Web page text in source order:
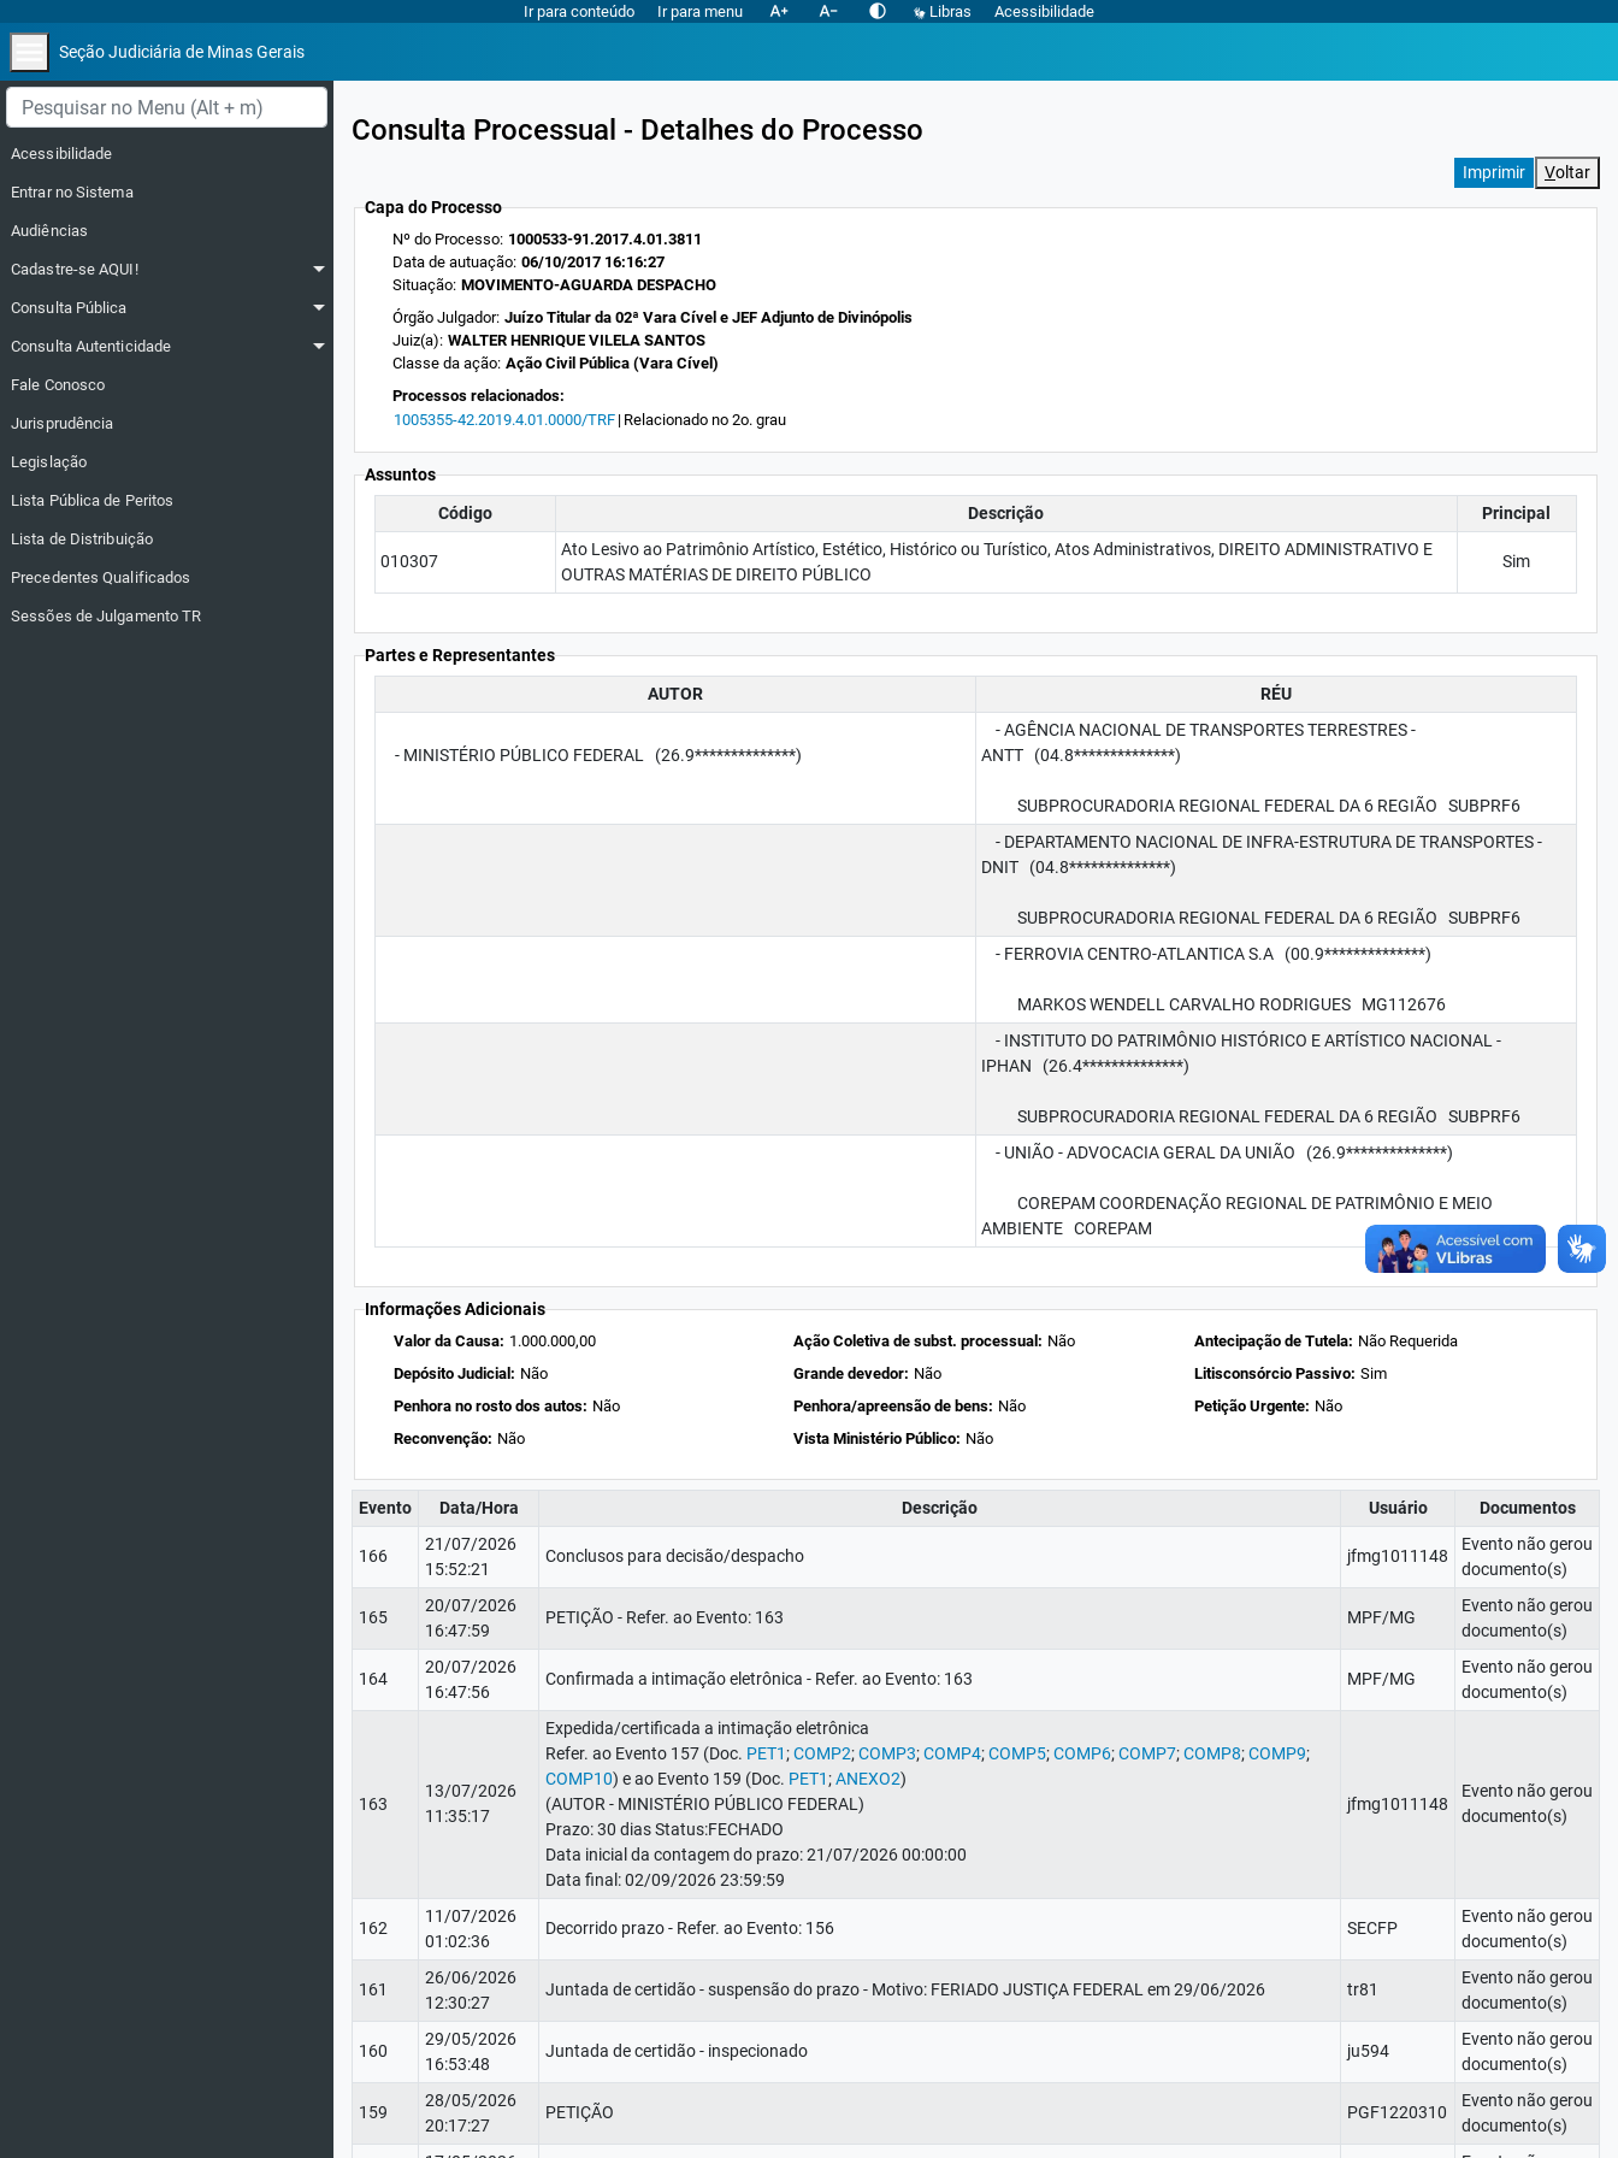
Ir para conteúdo Ir para menu text_increase text_decrease contrast Libras Acessibilidade
Seção Judiciária de Minas Gerais
Menu lateral
Acessibilidade
Entrar no Sistema
Audiências
Cadastre-se AQUI! arrow_drop_down
Consulta Pública arrow_drop_down
Consulta Autenticidade arrow_drop_down
Fale Conosco
Jurisprudência
Legislação
Lista Pública de Peritos
Lista de Distribuição
Precedentes Qualificados
Sessões de Julgamento TR
Consulta Processual - Detalhes do Processo
Voltar
Capa do Processo
Nº do Processo: 1000533-91.2017.4.01.3811
Data de autuação: 06/10/2017 16:16:27
Situação: MOVIMENTO-AGUARDA DESPACHO
Órgão Julgador: Juízo Titular da 02ª Vara Cível e JEF Adjunto de Divinópolis
Juiz(a): WALTER HENRIQUE VILELA SANTOS
Classe da ação: Ação Civil Pública (Vara Cível)
Processos relacionados:
1005355-42.2019.4.01.0000/TRF | Relacionado no 2o. grau
Assuntos
Código
Descrição Principal
010307
Ato Lesivo ao Patrimônio Artístico, Estético, Histórico ou Turístico, Atos Administrativos, DIREITO ADMINISTRATIVO E
OUTRAS MATÉRIAS DE DIREITO PÚBLICO
Sim
Partes e Representantes
AUTOR
RÉU
- MINISTÉRIO PÚBLICO FEDERAL (26.9**************)
- AGÊNCIA NACIONAL DE TRANSPORTES TERRESTRES -
ANTT (04.8**************)
SUBPROCURADORIA REGIONAL FEDERAL DA 6 REGIÃO SUBPRF6
- DEPARTAMENTO NACIONAL DE INFRA-ESTRUTURA DE TRANSPORTES -
DNIT (04.8**************)
SUBPROCURADORIA REGIONAL FEDERAL DA 6 REGIÃO SUBPRF6
- FERROVIA CENTRO-ATLANTICA S.A (00.9**************)
MARKOS WENDELL CARVALHO RODRIGUES MG112676
- INSTITUTO DO PATRIMÔNIO HISTÓRICO E ARTÍSTICO NACIONAL -
IPHAN (26.4**************)
SUBPROCURADORIA REGIONAL FEDERAL DA 6 REGIÃO SUBPRF6
- UNIÃO - ADVOCACIA GERAL DA UNIÃO (26.9**************)
COREPAM COORDENAÇÃO REGIONAL DE PATRIMÔNIO E MEIO
AMBIENTE COREPAM
Informações Adicionais
Valor da Causa: 1.000.000,00 Ação Coletiva de subst. processual: Não Antecipação de Tutela: Não Requerida
Depósito Judicial: Não Grande devedor: Não Litisconsórcio Passivo: Sim
Penhora no rosto dos autos: Não Penhora/apreensão de bens: Não Petição Urgente: Não
Reconvenção: Não Vista Ministério Público: Não
Evento Data/Hora Descrição Usuário Documentos
166
21/07/2026
15:52:21
Conclusos para decisão/despacho jfmg1011148
Evento não gerou
documento(s)
165
20/07/2026
16:47:59
PETIÇÃO - Refer. ao Evento: 163 MPF/MG
Evento não gerou
documento(s)
164
20/07/2026
16:47:56
Confirmada a intimação eletrônica - Refer. ao Evento: 163 MPF/MG
Evento não gerou
documento(s)
163
13/07/2026
11:35:17
Expedida/certificada a intimação eletrônica
Refer. ao Evento 157 (Doc. PET1;COMP2;COMP3;COMP4;COMP5;COMP6;COMP7;COMP8;COMP9;
COMP10) e ao Evento 159 (Doc. PET1;ANEXO2)
(AUTOR - MINISTÉRIO PÚBLICO FEDERAL)
Prazo: 30 dias Status:FECHADO
Data inicial da contagem do prazo: 21/07/2026 00:00:00
Data final: 02/09/2026 23:59:59
jfmg1011148
Evento não gerou
documento(s)
162
11/07/2026
01:02:36
Decorrido prazo - Refer. ao Evento: 156 SECFP
Evento não gerou
documento(s)
161
26/06/2026
12:30:27
Juntada de certidão - suspensão do prazo - Motivo: FERIADO JUSTIÇA FEDERAL em 29/06/2026 tr81
Evento não gerou
documento(s)
160
29/05/2026
16:53:48
Juntada de certidão - inspecionado ju594
Evento não gerou
documento(s)
159
28/05/2026
20:17:27
PETIÇÃO PGF1220310
Evento não gerou
documento(s)